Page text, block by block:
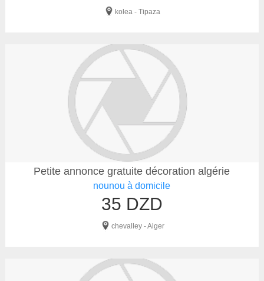
kolea - Tipaza
Petite annonce gratuite décoration algérie
nounou à domicile
35 DZD
chevalley - Alger